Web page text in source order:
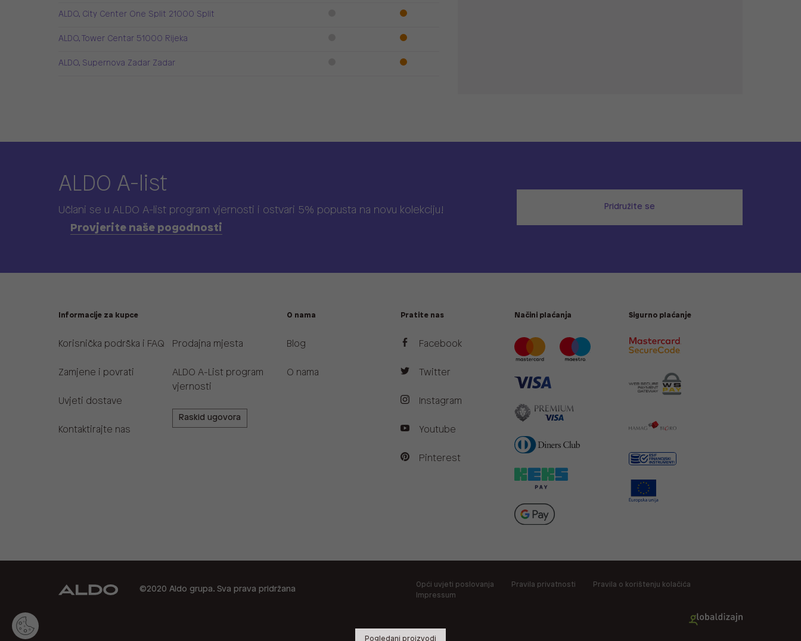
ALDO, City Center One Split 21000 Split
ALDO, Tower Centar 51000 Rijeka
ALDO, Supernova Zadar Zadar
ALDO A-list
Učlani se u ALDO A-list program vjernosti i ostvari 5% popusta na novu kolekciju!
Provjerite naše pogodnosti
Pridružite se
Informacije za kupce
Korisnička podrška i FAQ
Zamjene i povrati
Uvjeti dostave
Kontaktirajte nas
Prodajna mjesta
ALDO A-List program
vjernosti
Raskid ugovora
O nama
Blog
O nama
Pratite nas
Facebook
Twitter
Instagram
Youtube
Pinterest
Načini plaćanja Sigurno plaćanje
©2020 Aldo grupa. Sva prava pridržana
Opći uvjeti poslovanja Pravila privatnosti
Pravila o korištenju kolačića
Impressum
Pogledani proizvodi